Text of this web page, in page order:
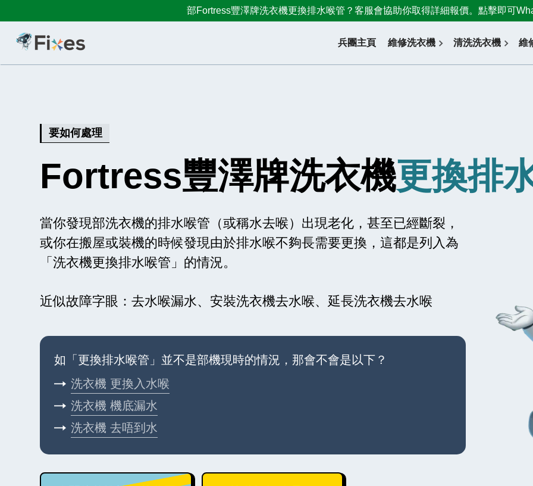
部Fortress豐澤牌洗衣機更換排水喉管？客服會協助你取得詳細報價。點擊即可
兵團主頁 維修洗衣機 清洗洗衣機 維
要如何處理
Fortress豐澤牌洗衣機更換排
當你發現部洗衣機的排水喉管（或稱水去喉）出現老化，甚至已經斷裂，
或你在搬屋或裝機的時候發現由於排水喉不夠長需要更換，這都是列入為
「洗衣機更換排水喉管」的情況。
近似故障字眼：去水喉漏水、安裝洗衣機去水喉、延長洗衣機去水喉
如「更換排水喉管」並不是部機現時的情況，那會不會是以下？
洗衣機 更換入水喉
洗衣機 機底漏水
洗衣機 去唔到水